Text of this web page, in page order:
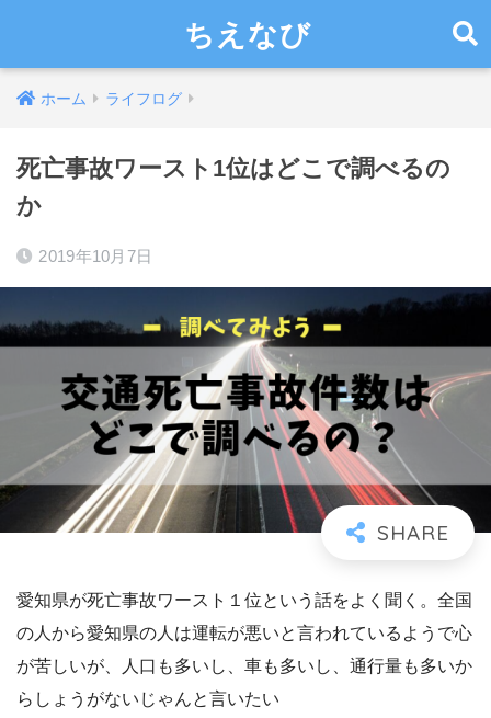
ちえなび
ホーム ライフログ
死亡事故ワースト1位はどこで調べるの
か
2019年10月7日
愛知県が死亡事故ワースト１位という話をよく聞く。全国
の人から愛知県の人は運転が悪いと言われているようで心
が苦しいが、人口も多いし、車も多いし、通行量も多いか
らしょうがないじゃんと言いたい